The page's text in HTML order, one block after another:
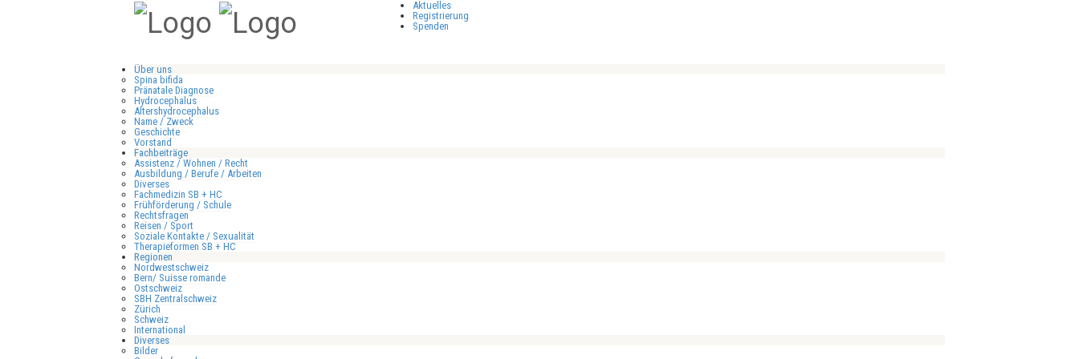
Aktuelles
Registrierung
Spenden
Über uns
Spina bifida
Pränatale Diagnose
Hydrocephalus
Altershydrocephalus
Name / Zweck
Geschichte
Vorstand
Fachbeiträge
Assistenz / Wohnen / Recht
Ausbildung / Berufe / Arbeiten
Diverses
Fachmedizin SB + HC
Frühförderung / Schule
Rechtsfragen
Reisen / Sport
Soziale Kontakte / Sexualität
Therapieformen SB + HC
Regionen
Nordwestschweiz
Bern/ Suisse romande
Ostschweiz
SBH Zentralschweiz
Zürich
Schweiz
International
Diverses
Bilder